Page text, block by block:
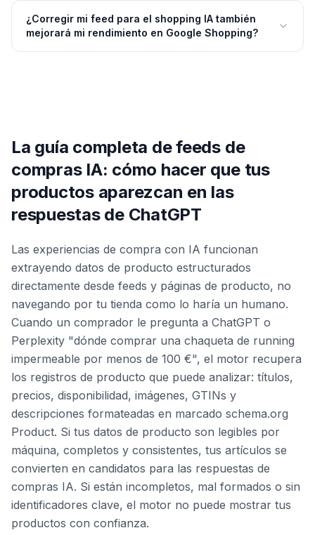
¿Corregir mi feed para el shopping IA también
mejorará mi rendimiento en Google Shopping?
La guía completa de feeds de
compras IA: cómo hacer que tus
productos aparezcan en las
respuestas de ChatGPT
Las experiencias de compra con IA funcionan
extrayendo datos de producto estructurados
directamente desde feeds y páginas de producto, no
navegando por tu tienda como lo haría un humano.
Cuando un comprador le pregunta a ChatGPT o
Perplexity "dónde comprar una chaqueta de running
impermeable por menos de 100 €", el motor recupera
los registros de producto que puede analizar: títulos,
precios, disponibilidad, imágenes, GTINs y
descripciones formateadas en marcado schema.org
Product. Si tus datos de producto son legibles por
máquina, completos y consistentes, tus artículos se
convierten en candidatos para las respuestas de
compras IA. Si están incompletos, mal formados o sin
identificadores clave, el motor no puede mostrar tus
productos con confianza.